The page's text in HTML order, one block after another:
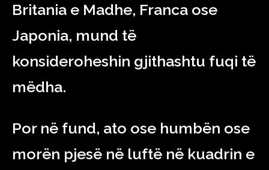
Britania e Madhe, Franca ose
Japonia, mund të
konsideroheshin gjithashtu fuqi të
mëdha.
Por në fund, ato ose humbën ose
morën pjesë në luftë në kuadrin e